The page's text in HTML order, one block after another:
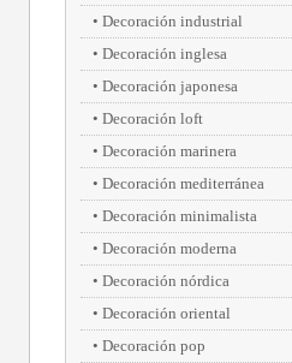
Decoración industrial
Decoración inglesa
Decoración japonesa
Decoración loft
Decoración marinera
Decoración mediterránea
Decoración minimalista
Decoración moderna
Decoración nórdica
Decoración oriental
Decoración pop